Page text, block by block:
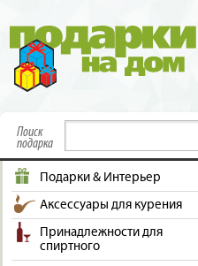
Поиск
подарка
Подарки & Интерьер
Аксессуары для курения
Принадлежности для
спиртного